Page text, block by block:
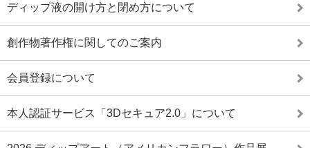
ディップ液の開け方と閉め方について
創作物著作権に関してのご案内
会員登録について
本人認証サービス「3Dセキュア2.0」について